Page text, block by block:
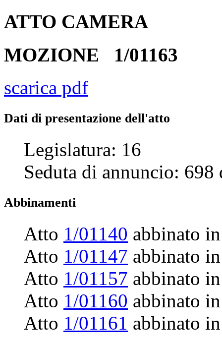
ATTO CAMERA
MOZIONE 1/01163
scarica pdf
Dati di presentazione dell'atto
Legislatura: 16
Seduta di annuncio: 698
Abbinamenti
Atto 1/01140 abbinato
Atto 1/01147 abbinato
Atto 1/01157 abbinato
Atto 1/01160 abbinato
Atto 1/01161 abbinato